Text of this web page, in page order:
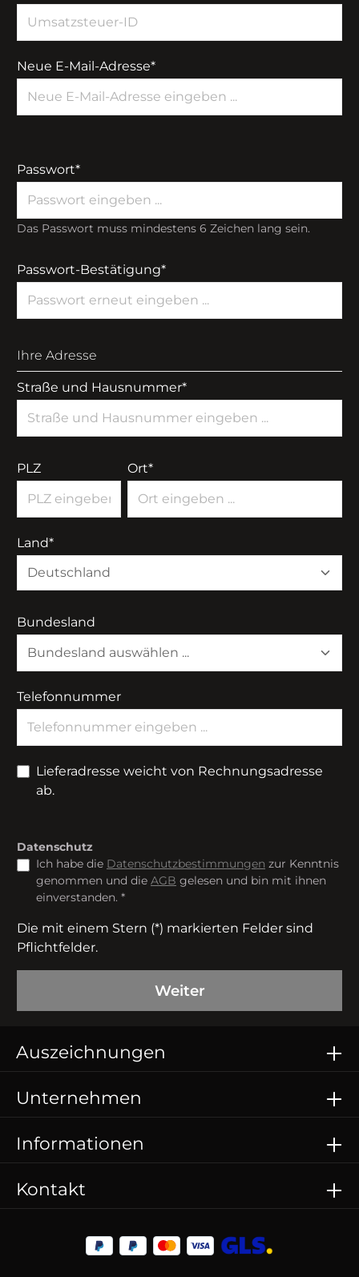
Neue E-Mail-Adresse*
Passwort*
Das Passwort muss mindestens 6 Zeichen lang sein.
Passwort-Bestätigung*
Ihre Adresse
Straße und Hausnummer*
PLZ Ort*
Land*
Bundesland
Telefonnummer
Lieferadresse weicht von Rechnungsadresse
ab.
Datenschutz
Ich habe die Datenschutzbestimmungen zur Kenntnis
genommen und die AGB gelesen und bin mit ihnen
einverstanden. *
Die mit einem Stern (*) markierten Felder sind
Pflichtfelder.
Weiter
Auszeichnungen
Kontakt
Unternehmen
Informationen